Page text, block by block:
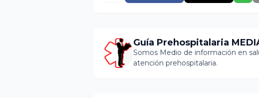
Guía Prehospitalaria
Somos Medio de información en
atención prehospitalaria.